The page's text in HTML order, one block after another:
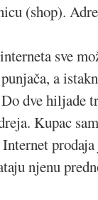
(shop).
sve
a
dve hiljade
Kupac
njenu